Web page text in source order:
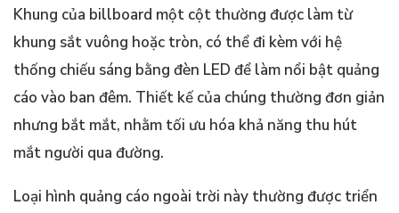
Khung của billboard một cột thường được làm từ
khung sắt vuông hoặc tròn, có thể đi kèm với hệ
thống chiếu sáng bằng đèn LED để làm nổi bật quảng
cáo vào ban đêm. Thiết kế của chúng thường đơn giản
nhưng bắt mắt, nhằm tối ưu hóa khả năng thu hút
mắt người qua đường.
Loại hình quảng cáo ngoài trời này thường được triển